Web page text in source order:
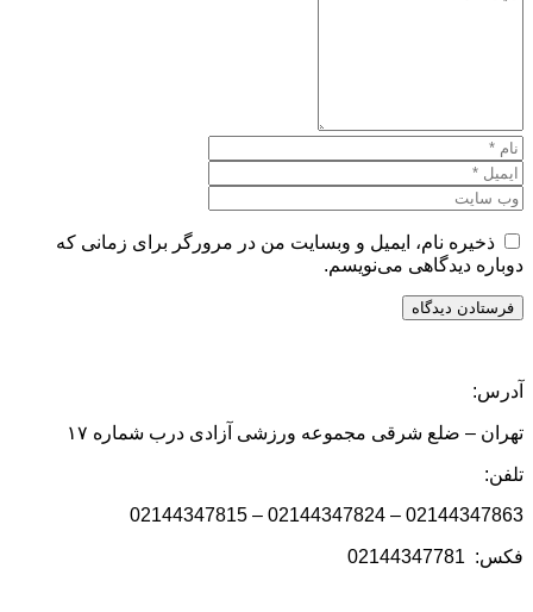
ذخیره نام، ایمیل و وبسایت من در مرورگر برای زمانی که
دوباره دیدگاهی می‌نویسم.
آدرس:
تهران – ضلع شرقی مجموعه ورزشی آزادی درب شماره ۱۷
تلفن:
02144347863 – 02144347824 – 02144347815
فکس: 02144347781